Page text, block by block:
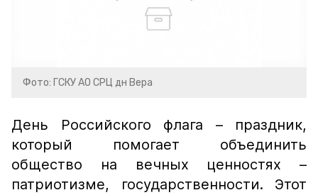
Фото: ГСКУ АО СРЦ дн Вера
День Российского флага – праздник,
который помогает объединить
общество на вечных ценностях –
патриотизме, государственности. Этот